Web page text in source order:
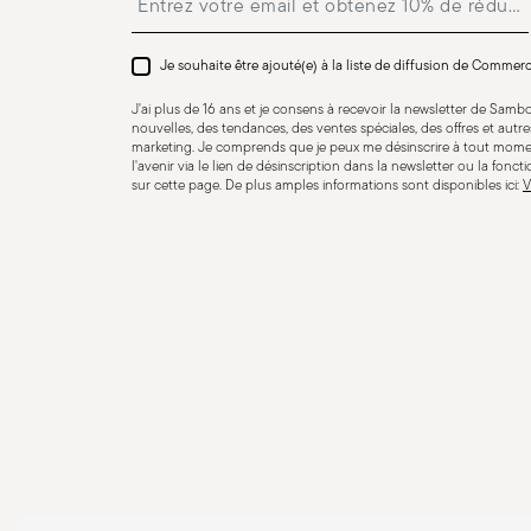
Résistance au lave-vaisselle Passe au
Je souhaite être ajouté(e) à la liste de diffusion de
J'ai plus de 16 ans et je consens à recevoir la newsletter de
nouvelles, des tendances, des ventes spéciales, des offres et
marketing. Je comprends que je peux me désinscrire à tout
l'avenir via le lien de désinscription dans la newsletter ou la
sur cette page. De plus amples informations sont disponibles ici: